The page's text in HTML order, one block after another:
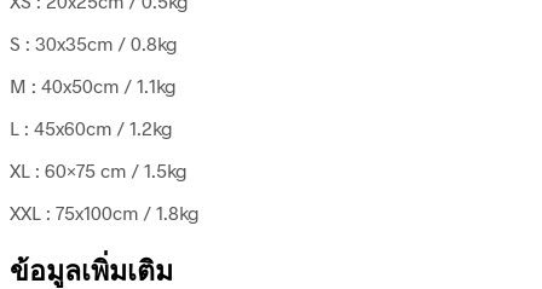
S : 30x35cm / 0.8kg
M : 40x50cm / 1.1kg
L : 45x60cm / 1.2kg
XL : 60×75 cm / 1.5kg
XXL : 75x100cm / 1.8kg
ข้อมูลเพิ่มเติม